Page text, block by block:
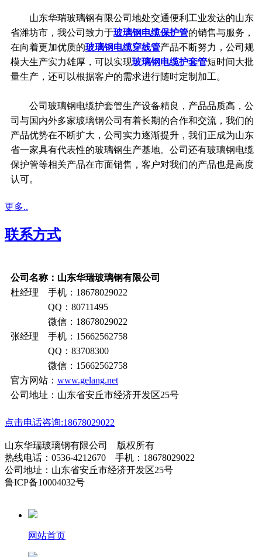
山东华瑞玻璃钢有限公司地处交通便利工业发达的山东
省潍坊市，我公司致力于玻璃钢电缆保护管的销售与服务，
在向着更加优质的玻璃钢电缆穿线管产品不断努力，公司规
模大生产实力雄厚，可以实现玻璃钢电缆护套管短时间大批
量生产，还可以根据客户的需求进行随时定制加工。
公司玻璃钢电缆护套管生产设备精良，产品品质高，公
司与国内外多家玻璃钢公司有着长期的合作和交流，我们的
产品优势在不断扩大，公司实力逐渐提升，我们正成为山东
省一家具有代表性的玻璃钢生产基地。公司还有玻璃钢电缆
保护管等相关产品在市面销售，客户对我们的产品也是高度
认可。
更多..
联系方式
公司名称：山东华瑞玻璃钢有限公司
杜经理 手机：18678029022
QQ：80711495
微信：18678029022
张经理 手机：15662562758
QQ：83708300
微信：15662562758
官方网站： www.gelang.net
公司地址：山东省安丘市经济开发区25号
点击电话咨询:18678029022
山东华瑞玻璃钢有限公司 版权所有
热线电话：0536-4212670 手机：18678029022
公司地址：山东省安丘市经济开发区25号
鲁ICP备10004032号
网站首页